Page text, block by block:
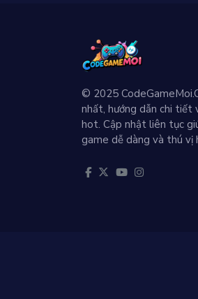
© 2025
nhất, hướng dẫn chi tiết
hot. Cập nhật liên tục
game dễ dàng và thú vị